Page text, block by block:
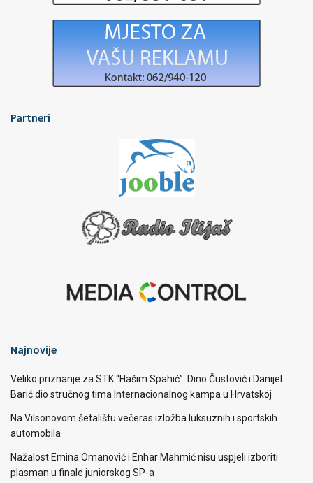
Partneri
Najnovije
Veliko priznanje za STK “Hašim Spahić”: Dino Čustović i Danijel
Barić dio stručnog tima Internacionalnog kampa u Hrvatskoj
Na Vilsonovom šetalištu večeras izložba luksuznih i sportskih
automobila
Nažalost Emina Omanović i Enhar Mahmić nisu uspjeli izboriti
plasman u finale juniorskog SP-a